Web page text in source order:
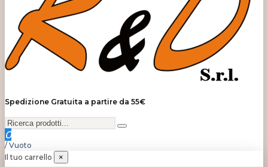
Spedizione Gratuita a partire da 55€
0
/ Vuoto
Il tuo carrello
×